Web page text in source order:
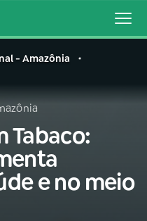
- Amazônia
Tabaco:
e no meio